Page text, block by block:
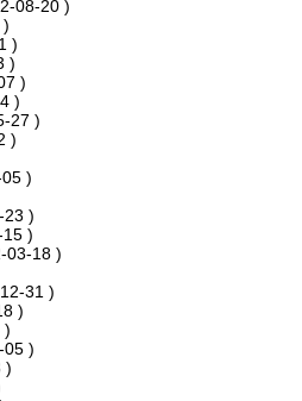
08-20 )
)
)
)
)
27 )
)
)
23 )
)
03-18 )
31 )
)
)
05 )
)